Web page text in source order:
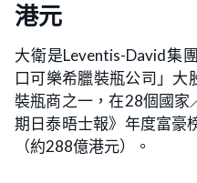
港元
大衛是Leventis-David集
口可樂希臘裝瓶公司」大
裝瓶商之一，在28個國家
期日泰晤士報》年度富豪
（約288億港元）。